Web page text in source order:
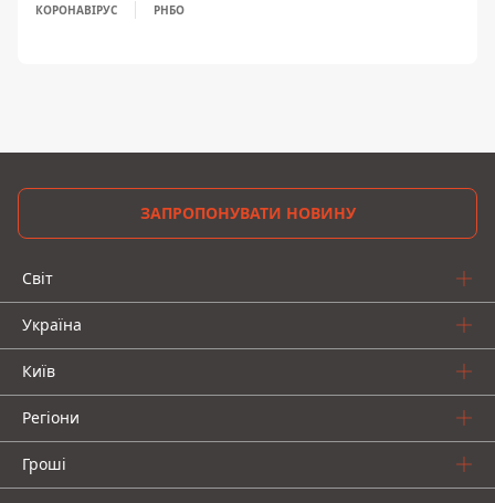
КОРОНАВІРУС РНБО
ЗАПРОПОНУВАТИ НОВИНУ
Світ
Україна
Київ
Регіони
Гроші